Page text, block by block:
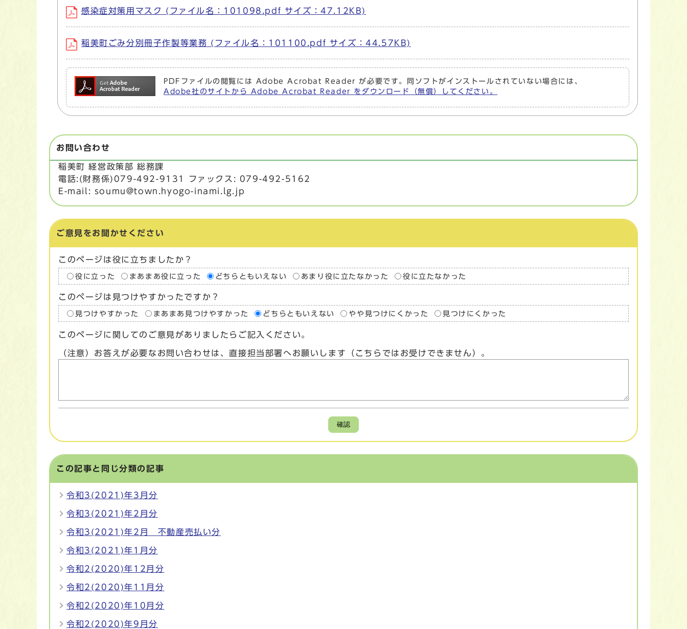
感染症対策用マスク (ファイル名：101098.pdf サイズ：47.12KB)
稲美町ごみ分別冊子作製等業務 (ファイル名：101100.pdf サイズ：44.57KB)
PDFファイルの閲覧には Adobe Acrobat Reader が必要です。同ソフトがインストールされていない場合には、
Adobe社のサイトから Adobe Acrobat Reader をダウンロード（無償）してください。
お問い合わせ
稲美町 経営政策部 総務課
電話:(財務係)079-492-9131 ファックス: 079-492-5162
E-mail: soumu@town.hyogo-inami.lg.jp
ご意見をお聞かせください
このページは役に立ちましたか？
役に立った まあまあ役に立った どちらともいえない あまり役に立たなかった 役に立たなかった
このページは見つけやすかったですか？
見つけやすかった まあまあ見つけやすかった どちらともいえない やや見つけにくかった 見つけにくかった
このページに関してのご意見がありましたらご記入ください。
（注意）お答えが必要なお問い合わせは、直接担当部署へお願いします（こちらではお受けできません）。
確認
この記事と同じ分類の記事
令和3(2021)年3月分
令和3(2021)年2月分
令和3(2021)年2月 不動産売払い分
令和3(2021)年1月分
令和2(2020)年12月分
令和2(2020)年11月分
令和2(2020)年10月分
令和2(2020)年9月分